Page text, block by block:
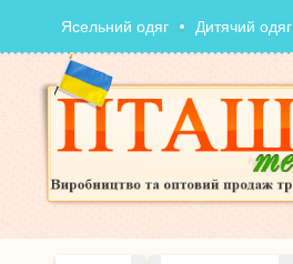
Ясельний одяг Дитячий одяг